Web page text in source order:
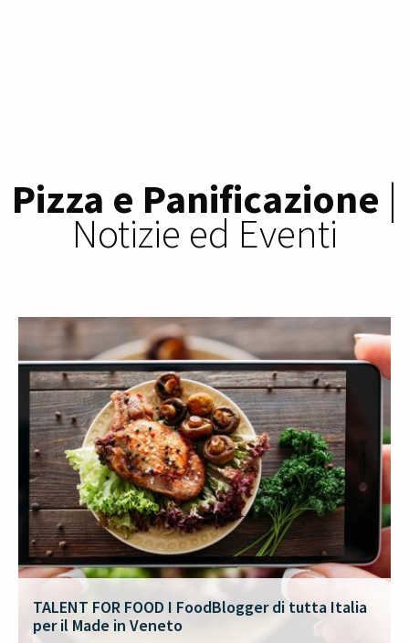
Pizza e Panificazione |
Notizie ed Eventi
TALENT FOR FOOD I FoodBlogger di tutta Italia
per il Made in Veneto